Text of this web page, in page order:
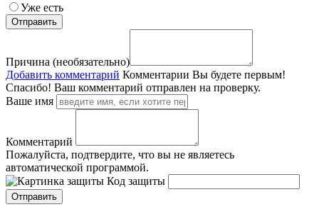
Уже есть
Причина (необязательно)
Добавить комментарий Комментарии Вы будете первым!
Спасибо! Ваш комментарий отправлен на проверку.
Ваше имя
Комментарий
Пожалуйста, подтвердите, что вы не являетесь
автоматической программой.
Код защиты